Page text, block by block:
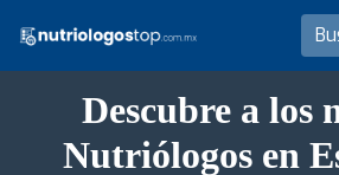
Descubre a los
Nutriólogos en